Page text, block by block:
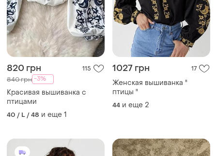
820 грн 115
840 грн -3%
Красивая вышиванка с
птицами
40 / L / 48 и еще 1
1027 грн 17
Женская вышиванка "
птицы "
44 и еще 2